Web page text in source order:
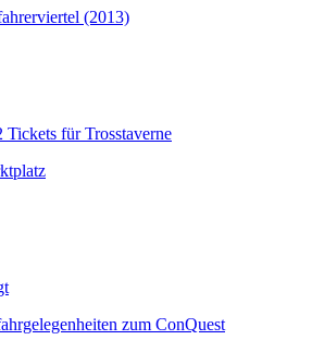
(2013)
Tickets für Trosstaverne
zum ConQuest